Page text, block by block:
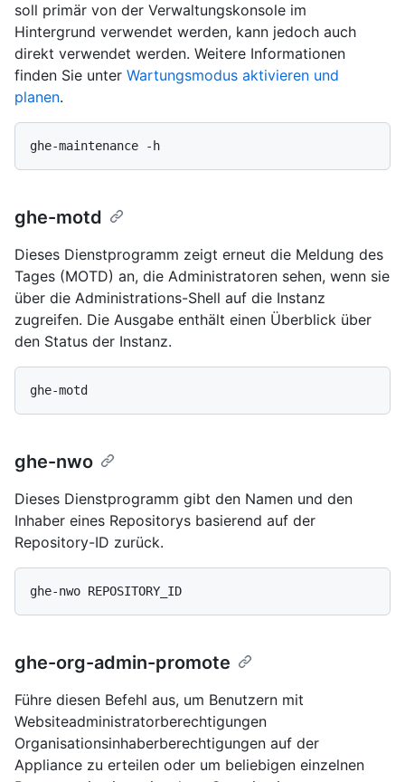
soll primär von der Verwaltungskonsole im
Hintergrund verwendet werden, kann jedoch auch
direkt verwendet werden. Weitere Informationen
finden Sie unter Wartungsmodus aktivieren und
planen.
ghe-motd
Dieses Dienstprogramm zeigt erneut die Meldung des
Tages (MOTD) an, die Administratoren sehen, wenn sie
über die Administrations-Shell auf die Instanz
zugreifen. Die Ausgabe enthält einen Überblick über
den Status der Instanz.
ghe-nwo
Dieses Dienstprogramm gibt den Namen und den
Inhaber eines Repositorys basierend auf der
Repository-ID zurück.
ghe-org-admin-promote
Führe diesen Befehl aus, um Benutzern mit
Websiteadministratorberechtigungen
Organisationsinhaberberechtigungen auf der
Appliance zu erteilen oder um beliebigen einzelnen